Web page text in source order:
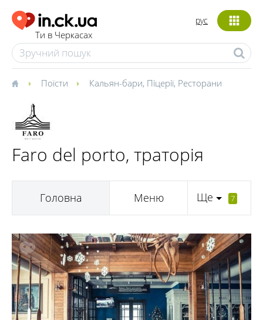
Ти в Черкасах
рус
Поїсти Кальян-бари, Піцерії, Ресторани
Faro del porto, траторія
Головна Меню Ще 7